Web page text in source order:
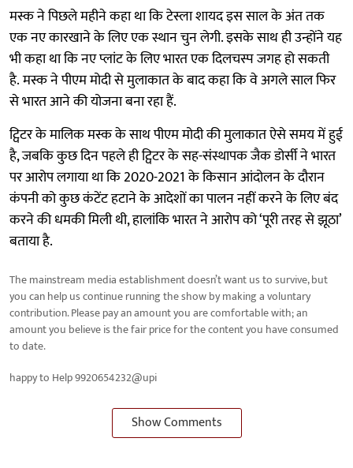
मस्क ने पिछले महीने कहा था कि टेस्ला शायद इस साल के अंत तक
एक नए कारखाने के लिए एक स्थान चुन लेगी. इसके साथ ही उन्होंने यह
भी कहा था कि नए प्लांट के लिए भारत एक दिलचस्प जगह हो सकती
है. मस्क ने पीएम मोदी से मुलाकात के बाद कहा कि वे अगले साल फिर
से भारत आने की योजना बना रहा हैं.
ट्विटर के मालिक मस्क के साथ पीएम मोदी की मुलाकात ऐसे समय में हुई
है, जबकि कुछ दिन पहले ही ट्विटर के सह-संस्थापक जैक डोर्सी ने भारत
पर आरोप लगाया था कि 2020-2021 के किसान आंदोलन के दौरान
कंपनी को कुछ कंटेंट हटाने के आदेशों का पालन नहीं करने के लिए बंद
करने की धमकी मिली थी, हालांकि भारत ने आरोप को ‘पूरी तरह से झूठा’
बताया है.
The mainstream media establishment doesn’t want us to survive, but
you can help us continue running the show by making a voluntary
contribution. Please pay an amount you are comfortable with; an
amount you believe is the fair price for the content you have consumed
to date.
happy to Help 9920654232@upi
Show Comments